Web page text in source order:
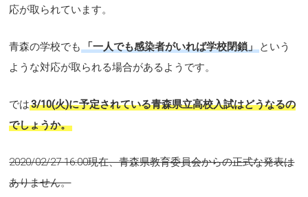
応が取られています。
青森の学校でも「一人でも感染者がいれば学校閉鎖」という
ような対応が取られる場合があるようです。
では3/10(火)に予定されている青森県立高校入試はどうなるの
でしょうか。
2020/02/27 16:00現在、青森県教育委員会からの正式な発表は
ありません。